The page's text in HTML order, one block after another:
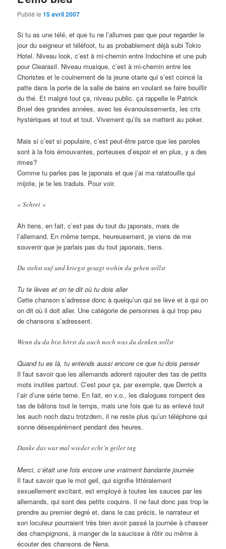
Publié le15 avril 2007
Si tu as une télé, et que tu ne l’allumes pas que pour regarder le
jour du seigneur et téléfoot, tu as probablement déjà subi Tokio
Hotel. Niveau look, c’est à mi-chemin entre Indochine et une pub
pour Clearasil. Niveau musique, c’est à mi-chemin entre les
Choristes et le couinement de la jeune otarie qui s’est coincé la
patte dans la porte de la salle de bains en voulant se faire bouillir
du thé. Et malgré tout ça, niveau public, ça rappelle le Patrick
Bruel des grandes années, avec les évanouissements, les cris
hystériques et tout et tout. Vivement qu’ils se mettent au poker.
Mais si c’est si populaire, c’est peut-être parce que les paroles
sont à la fois émouvantes, porteuses d’espoir et en plus, y a des
rimes?
Comme tu parles pas le japonais et que j’ai ma ratatouille qui
mijote, je te les traduis. Pour voir.
« Schrei »
Ah tiens, en fait, c’est pas du tout du japonais, mais de
l’allemand. En même temps, heureusement, je viens de me
souvenir que je parlais pas du tout japonais, tiens.
Du stehst auf und kriegst gesagt wohin du gehen sollst
Tu te lèves et on te dit où tu dois aller
Cette chanson s’adresse donc à quelqu’un qui se lève et à qui on
on dit où il doit aller. Une catégorie de personnes à qui trop peu
de chansons s’adressent.
Wenn du da bist hörst du auch noch was du denken sollst
Quand tu es là, tu entends aussi encore ce que tu dois penser
Il faut savoir que les allemands adorent rajouter des tas de petits
mots inutiles partout. C’est pour ça, par exemple, que Derrick a
l’air d’une série terne. En fait, en v.o., les dialogues rompent des
tas de bâtons tout le temps, mais une fois que tu as enlevé tout
les auch noch dazu trotzdem, il ne reste plus qu’un téléphone qui
sonne désespérément pendant des heures.
Danke das war mal wieder echt’n geiler tag
Merci, c’était une fois encore une vraiment bandante journée
Il faut savoir que le mot geil, qui signifie littéralement
sexuellement excitant, est employé à toutes les sauces par les
allemands, qui sont des petits coquins. Il ne faut donc pas trop le
prendre au premier degré et, dans le cas précis, le narrateur et
son locuteur pourraient très bien avoir passé la journée à chasser
des champignons, à manger de la saucisse à rôtir ou même à
écouter des chansons de Nena.